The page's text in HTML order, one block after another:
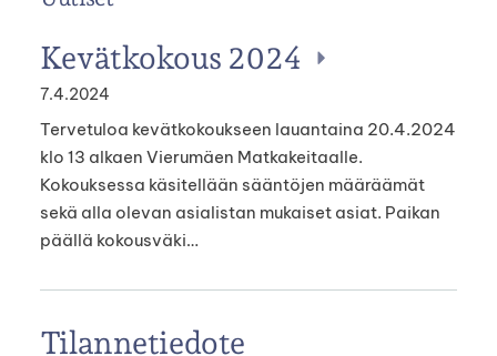
Kevätkokous 2024
7.4.2024
Tervetuloa kevätkokoukseen lauantaina 20.4.2024
klo 13 alkaen Vierumäen Matkakeitaalle.
Kokouksessa käsitellään sääntöjen määräämät
sekä alla olevan asialistan mukaiset asiat. Paikan
päällä kokousväki…
Tilannetiedote